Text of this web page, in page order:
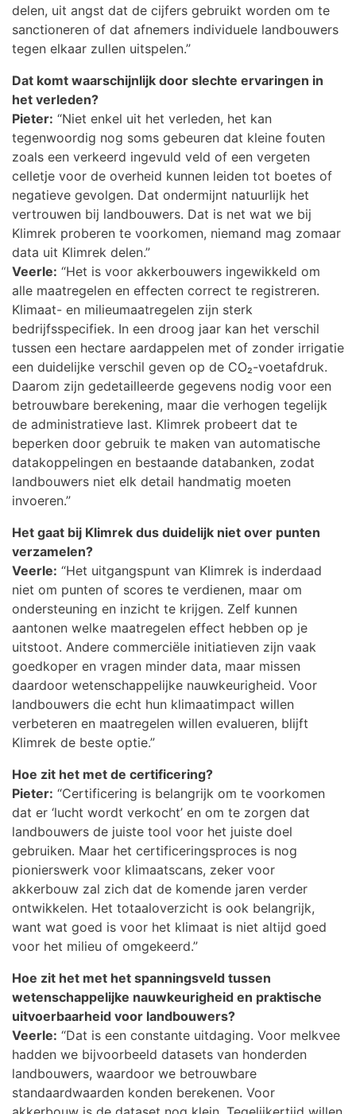
delen, uit angst dat de cijfers gebruikt worden om te
sanctioneren of dat afnemers individuele landbouwers
tegen elkaar zullen uitspelen.”
Dat komt waarschijnlijk door slechte ervaringen in
het verleden?
Pieter: “Niet enkel uit het verleden, het kan
tegenwoordig nog soms gebeuren dat kleine fouten
zoals een verkeerd ingevuld veld of een vergeten
celletje voor de overheid kunnen leiden tot boetes of
negatieve gevolgen. Dat ondermijnt natuurlijk het
vertrouwen bij landbouwers. Dat is net wat we bij
Klimrek proberen te voorkomen, niemand mag zomaar
data uit Klimrek delen.”
Veerle: “Het is voor akkerbouwers ingewikkeld om
alle maatregelen en effecten correct te registreren.
Klimaat- en milieumaatregelen zijn sterk
bedrijfsspecifiek. In een droog jaar kan het verschil
tussen een hectare aardappelen met of zonder irrigatie
een duidelijke verschil geven op de CO₂-voetafdruk.
Daarom zijn gedetailleerde gegevens nodig voor een
betrouwbare berekening, maar die verhogen tegelijk
de administratieve last. Klimrek probeert dat te
beperken door gebruik te maken van automatische
datakoppelingen en bestaande databanken, zodat
landbouwers niet elk detail handmatig moeten
invoeren.”
Het gaat bij Klimrek dus duidelijk niet over punten
verzamelen?
Veerle: “Het uitgangspunt van Klimrek is inderdaad
niet om punten of scores te verdienen, maar om
ondersteuning en inzicht te krijgen. Zelf kunnen
aantonen welke maatregelen effect hebben op je
uitstoot. Andere commerciële initiatieven zijn vaak
goedkoper en vragen minder data, maar missen
daardoor wetenschappelijke nauwkeurigheid. Voor
landbouwers die echt hun klimaatimpact willen
verbeteren en maatregelen willen evalueren, blijft
Klimrek de beste optie.”
Hoe zit het met de certificering?
Pieter: “Certificering is belangrijk om te voorkomen
dat er ‘lucht wordt verkocht’ en om te zorgen dat
landbouwers de juiste tool voor het juiste doel
gebruiken. Maar het certificeringsproces is nog
pionierswerk voor klimaatscans, zeker voor
akkerbouw zal zich dat de komende jaren verder
ontwikkelen. Het totaaloverzicht is ook belangrijk,
want wat goed is voor het klimaat is niet altijd goed
voor het milieu of omgekeerd.”
Hoe zit het met het spanningsveld tussen
wetenschappelijke nauwkeurigheid en praktische
uitvoerbaarheid voor landbouwers?
Veerle: “Dat is een constante uitdaging. Voor melkvee
hadden we bijvoorbeeld datasets van honderden
landbouwers, waardoor we betrouwbare
standaardwaarden konden berekenen. Voor